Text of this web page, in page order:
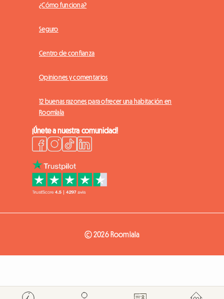
¿Cómo funciona?
Seguro
Centro de confianza
Opiniones y comentarios
12 buenas razones para ofrecer una habitación en
Roomlala
¡Únete a nuestra comunidad!
© 2026 Roomlala